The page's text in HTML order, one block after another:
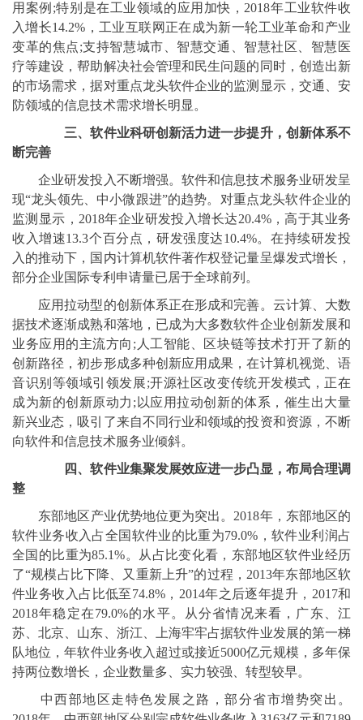
用案例;特别是在工业领域的应用加快，2018年工业软件收
入增长14.2%，工业互联网正在成为新一轮工业革命和产业
变革的焦点;支持智慧城市、智慧交通、智慧社区、智慧医
疗等建设，帮助解决社会管理和民生问题的同时，创造出新
的市场需求，据对重点龙头软件企业的监测显示，交通、安
防领域的信息技术需求增长明显。
三、软件业科研创新活力进一步提升，创新体系不
断完善
企业研发投入不断增强。软件和信息技术服务业研发呈
现“龙头领先、中小微跟进”的趋势。对重点龙头软件企业的
监测显示，2018年企业研发投入增长达20.4%，高于其业务
收入增速13.3个百分点，研发强度达10.4%。在持续研发投
入的推动下，国内计算机软件著作权登记量呈爆发式增长，
部分企业国际专利申请量已居于全球前列。
应用拉动型的创新体系正在形成和完善。云计算、大数
据技术逐渐成熟和落地，已成为大多数软件企业创新发展和
业务应用的主流方向;人工智能、区块链等技术打开了新的
创新路径，初步形成多种创新应用成果，在计算机视觉、语
音识别等领域引领发展;开源社区改变传统开发模式，正在
成为新的创新原动力;以应用拉动创新的体系，催生出大量
新兴业态，吸引了来自不同行业和领域的投资和资源，不断
向软件和信息技术服务业倾斜。
四、软件业集聚发展效应进一步凸显，布局合理调
整
东部地区产业优势地位更为突出。2018年，东部地区的
软件业务收入占全国软件业的比重为79.0%，软件业利润占
全国的比重为85.1%。从占比变化看，东部地区软件业经历
了“规模占比下降、又重新上升”的过程，2013年东部地区软
件业务收入占比低至74.8%，2014年之后逐年提升，2017和
2018年稳定在79.0%的水平。从分省情况来看，广东、江
苏、北京、山东、浙江、上海牢牢占据软件业发展的第一梯
队地位，年软件业务收入超过或接近5000亿元规模，多年保
持两位数增长，企业数量多、实力较强、转型较早。
中西部地区走特色发展之路，部分省市增势突出。